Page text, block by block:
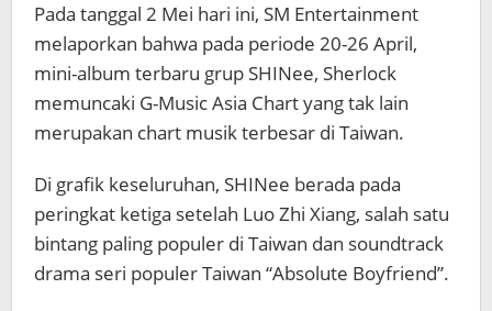
Pada tanggal 2 Mei hari ini, SM Entertainment
melaporkan bahwa pada periode 20-26 April,
mini-album terbaru grup SHINee, Sherlock
memuncaki G-Music Asia Chart yang tak lain
merupakan chart musik terbesar di Taiwan.
Di grafik keseluruhan, SHINee berada pada
peringkat ketiga setelah Luo Zhi Xiang, salah satu
bintang paling populer di Taiwan dan soundtrack
drama seri populer Taiwan “Absolute Boyfriend”.